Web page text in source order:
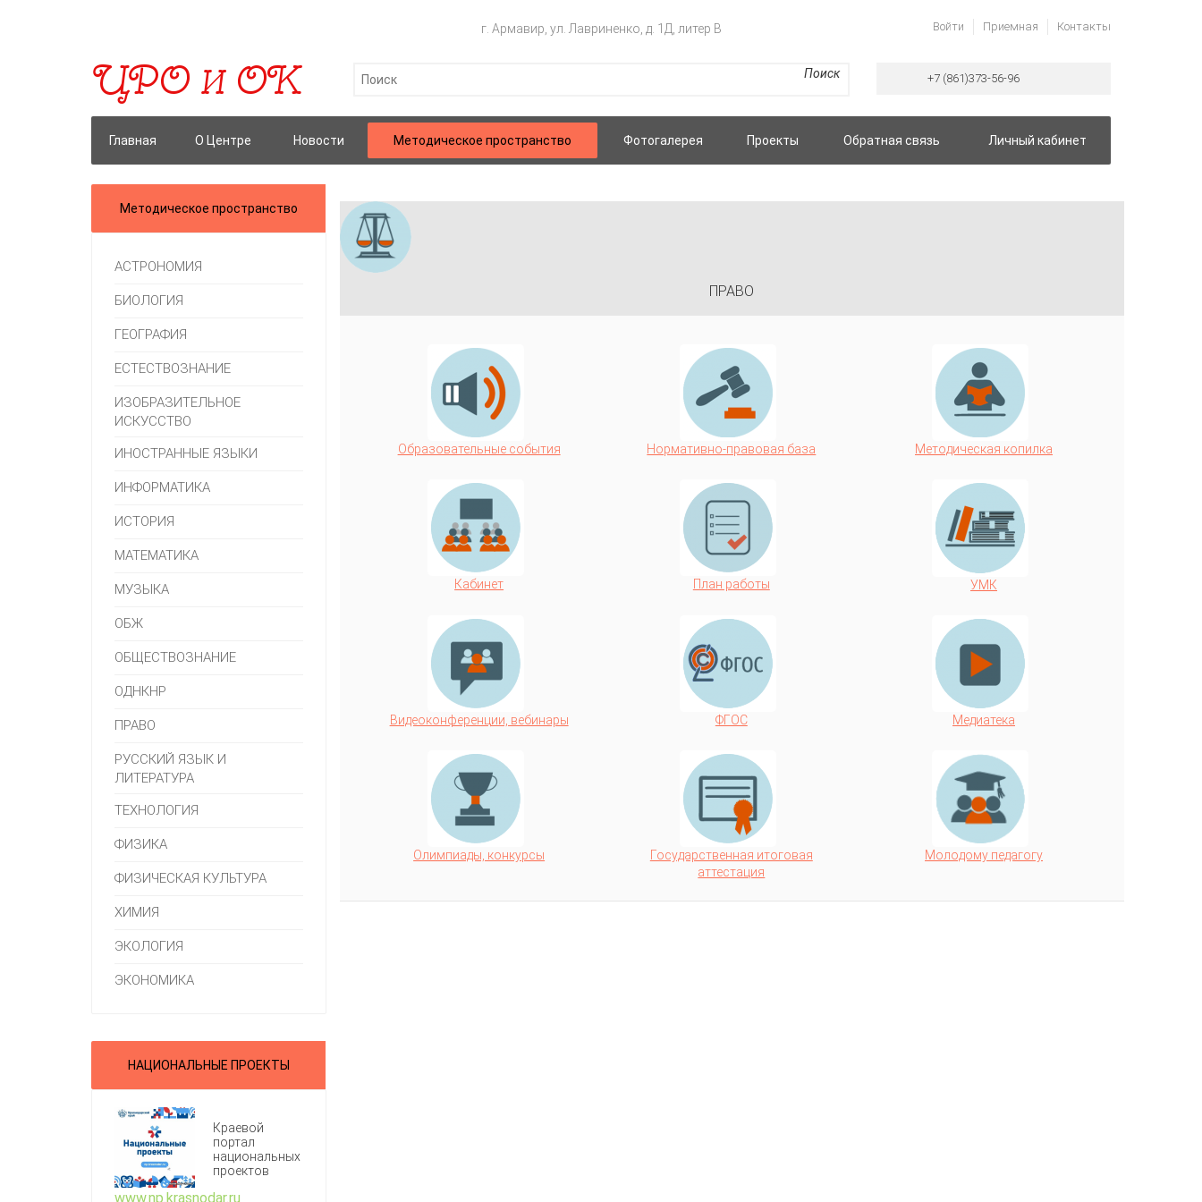
г. Армавир, ул. Лавриненко, д. 1Д, литер В Войти Приемная Контакты
Поиск +7 (861)373-56-96
Главная О Центре Новости Методическое пространство Фотогалерея Проекты Обратная связь Личный кабинет
Методическое пространство
АСТРОНОМИЯ
БИОЛОГИЯ
ГЕОГРАФИЯ
ЕСТЕСТВОЗНАНИЕ
ИЗОБРАЗИТЕЛЬНОЕ
ИСКУССТВО
ИНОСТРАННЫЕ ЯЗЫКИ
ИНФОРМАТИКА
ИСТОРИЯ
МАТЕМАТИКА
МУЗЫКА
ОБЖ
ОБЩЕСТВОЗНАНИЕ
ОДНКНР
ПРАВО
РУССКИЙ ЯЗЫК И
ЛИТЕРАТУРА
ТЕХНОЛОГИЯ
ФИЗИКА
ФИЗИЧЕСКАЯ КУЛЬТУРА
ХИМИЯ
ЭКОЛОГИЯ
ЭКОНОМИКА
НАЦИОНАЛЬНЫЕ ПРОЕКТЫ
Краевой
портал
национальных
проектов
www.np.krasnodar.ru
ПРАВО
Образовательные события Нормативно-правовая база Методическая копилка
Кабинет План работы УМК
Видеоконференции, вебинары ФГОС Медиатека
Олимпиады, конкурсы
Государственная итоговая
аттестация
Молодому педагогу